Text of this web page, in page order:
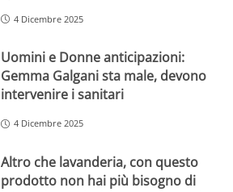
4 Dicembre 2025
Uomini e Donne anticipazioni:
Gemma Galgani sta male, devono
intervenire i sanitari
4 Dicembre 2025
Altro che lavanderia, con questo
prodotto non hai più bisogno di